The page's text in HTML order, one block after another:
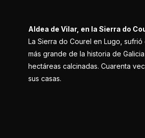
Aldea de Vilar, en la Sierra do
La Sierra do Courel en Lugo, sufrió
más grande de la historia de
hectáreas calcinadas. Cuarenta
sus casas.